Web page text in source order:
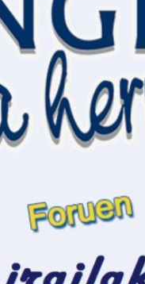
Tablón de anuncios
Lursail Market